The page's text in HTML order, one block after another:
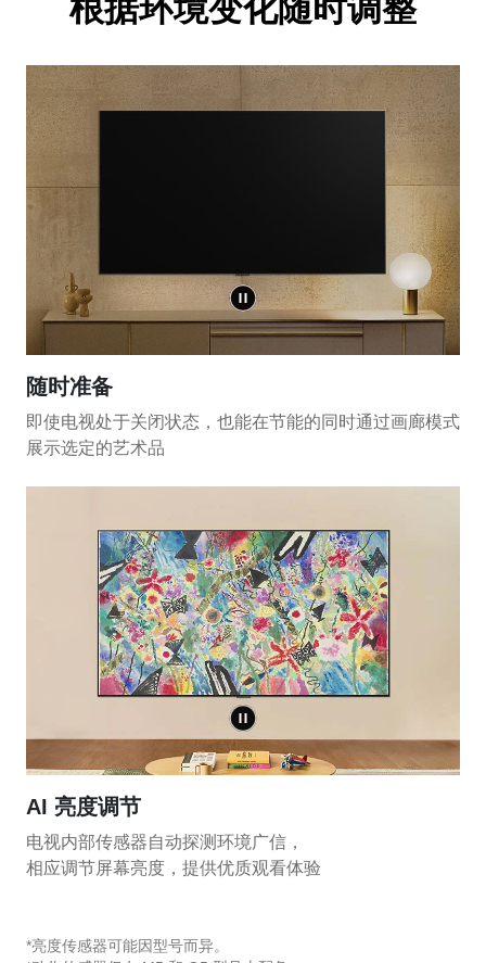
根据环境变化随时调整
随时准备
即使电视处于关闭状态，也能在节能的同时通过画廊模式
展示选定的艺术品
AI 亮度调节
电视内部传感器自动探测环境广信，
相应调节屏幕亮度，提供优质观看体验
*亮度传感器可能因型号而异。